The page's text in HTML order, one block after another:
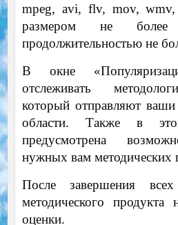
mpeg, avi, flv, mov,
размером не
продолжительностью не
В окне
отслеживать
который отправляют
области. Также в
предусмотрена
нужных вам методических
После завершения
методического продукта
оценки.